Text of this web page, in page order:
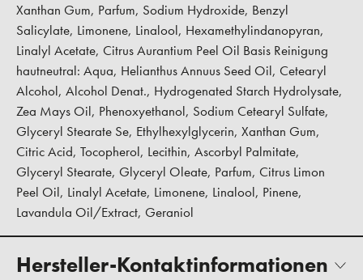
Xanthan Gum, Parfum, Sodium Hydroxide, Benzyl
Salicylate, Limonene, Linalool, Hexamethylindanopyran,
Linalyl Acetate, Citrus Aurantium Peel Oil Basis Reinigung
hautneutral: Aqua, Helianthus Annuus Seed Oil, Cetearyl
Alcohol, Alcohol Denat., Hydrogenated Starch Hydrolysate,
Zea Mays Oil, Phenoxyethanol, Sodium Cetearyl Sulfate,
Glyceryl Stearate Se, Ethylhexylglycerin, Xanthan Gum,
Citric Acid, Tocopherol, Lecithin, Ascorbyl Palmitate,
Glyceryl Stearate, Glyceryl Oleate, Parfum, Citrus Limon
Peel Oil, Linalyl Acetate, Limonene, Linalool, Pinene,
Lavandula Oil/Extract, Geraniol
Hersteller-Kontaktinformationen